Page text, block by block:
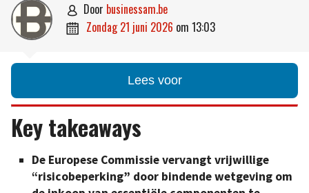
 door businessam.be
 zondag 21 juni 2026 om 13:03
Lees voor
Key takeaways
De Europese Commissie vervangt vrijwillige
“risicobeperking” door bindende wetgeving om